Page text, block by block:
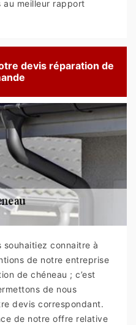
au meilleur rapport
devis réparation de
connaitre à
de notre entreprise
de chéneau ; c’est
de nous
devis correspondant.
de notre offre relative